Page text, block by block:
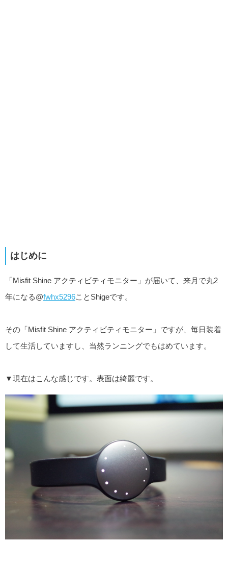
はじめに
「Misfit Shine アクティビティモニター」が届いて、来月で丸2
年になる@fwhx5296ことShigeです。
その「Misfit Shine アクティビティモニター」ですが、毎日装着
して生活していますし、当然ランニングでもはめています。
▼現在はこんな感じです。表面は綺麗です。